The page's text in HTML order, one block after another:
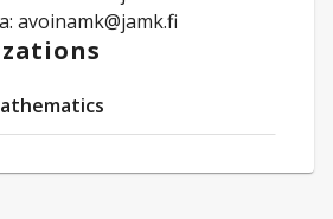
avoinamk@jamk.fi